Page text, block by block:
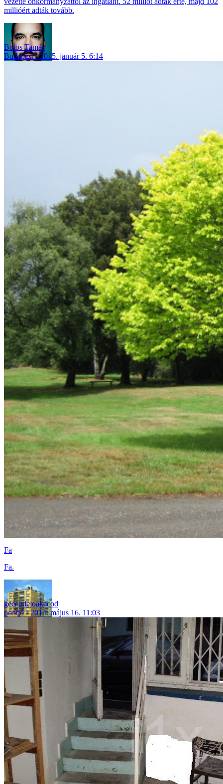
millióért adták tovább.
Botos Tamás
Budapest
2015. január 5. 6:14
Fa
Fa.
geccodejoakecod
pontjó
2014. május 16. 11:03